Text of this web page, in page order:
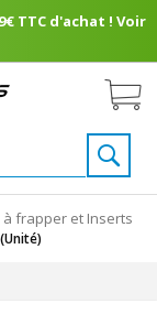
TTC d'achat ! Voir
à frapper et Inserts